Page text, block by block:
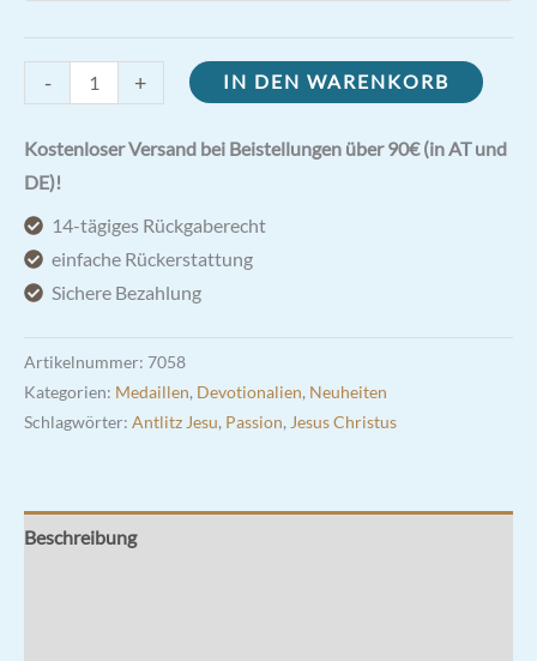
-
Jesu
Christi
Medaille
19mm
Menge
+ IN DEN WARENKORB
Kostenloser Versand bei Beistellungen über 90€ (in AT und
DE)!
14-tägiges Rückgaberecht
einfache Rückerstattung
Sichere Bezahlung
Artikelnummer: 7058
Kategorien: Medaillen, Devotionalien, Neuheiten
Schlagwörter: Antlitz Jesu, Passion, Jesus Christus
Beschreibung